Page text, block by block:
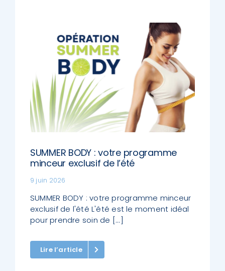
SUMMER BODY : votre programme
minceur exclusif de l’été
9 juin 2026
SUMMER BODY : votre programme minceur
exclusif de l'été L'été est le moment idéal
pour prendre soin de [...]
Lire l’article